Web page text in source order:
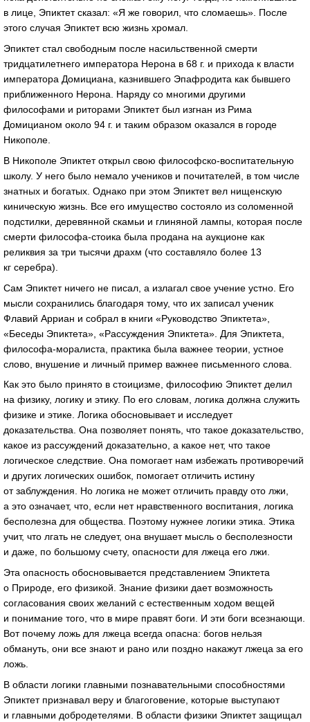
в лице, Эпиктет сказал: «Я же говорил, что сломаешь». После
этого случая Эпиктет всю жизнь хромал.
Эпиктет стал свободным после насильственной смерти
тридцатилетнего императора Нерона в 68 г. и прихода к власти
императора Домициана, казнившего Эпафродита как бывшего
приближенного Нерона. Наряду со многими другими
философами и риторами Эпиктет был изгнан из Рима
Домицианом около 94 г. и таким образом оказался в городе
Никополе.
В Никополе Эпиктет открыл свою философско-воспитательную
школу. У него было немало учеников и почитателей, в том числе
знатных и богатых. Однако при этом Эпиктет вел нищенскую
киническую жизнь. Все его имущество состояло из соломенной
подстилки, деревянной скамьи и глиняной лампы, которая после
смерти философа-стоика была продана на аукционе как
реликвия за три тысячи драхм (что составляло более 13
кг серебра).
Сам Эпиктет ничего не писал, а излагал свое учение устно. Его
мысли сохранились благодаря тому, что их записал ученик
Флавий Арриан и собрал в книги «Руководство Эпиктета»,
«Беседы Эпиктета», «Рассуждения Эпиктета». Для Эпиктета,
философа-моралиста , практика была важнее теории, устное
слово, внушение и личный пример важнее письменного слова.
Как это было принято в стоицизме, философию Эпиктет делил
на физику, логику и этику. По его словам, логика должна служить
физике и этике. Логика обосновывает и исследует
доказательства. Она позволяет понять, чтo такое доказательство,
какое из рассуждений доказательно, а какое нет, что такое
логическое следствие. Она помогает нам избежать противоречий
и других логических ошибок, помогает отличить истину
от заблуждения. Но логика не может отличить правду ото лжи,
а это означает, что, если нет нравственного воспитания, логика
бесполезна для общества. Поэтому нужнее логики этика. Этика
учит, что лгать не следует, она внушает мысль о бесполезности
и даже, по большому счету, опасности для лжеца его лжи.
Эта опасность обосновывается представлением Эпиктета
о Природе, его физикой. Знание физики дает возможность
согласования своих желаний с естественным ходом вещей
и понимание того, что в мире правят боги. И эти боги всезнающи.
Вот почему ложь для лжеца всегда опасна: богов нельзя
обмануть, они все знают и рано или поздно накажут лжеца за его
ложь.
В области логики главными познавательными способностями
Эпиктет признавал веру и благоговение, которые выступают
и главными добродетелями. В области физики Эпиктет защищал